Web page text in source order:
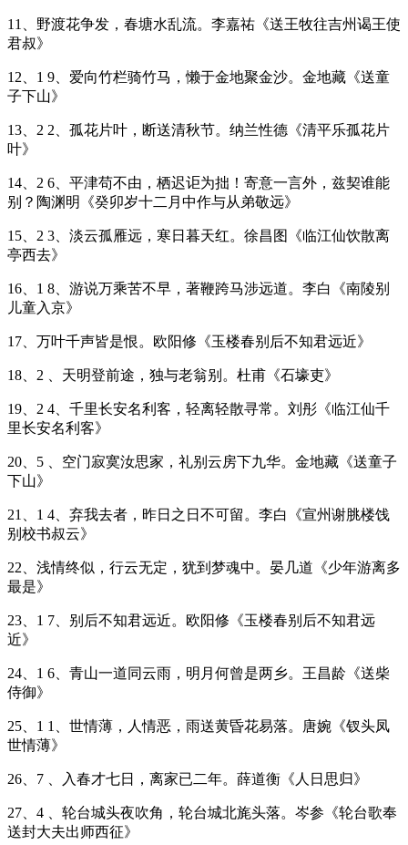
11、野渡花争发，春塘水乱流。李嘉祐《送王牧往吉州谒王使
君叔》
12、1 9、爱向竹栏骑竹马，懒于金地聚金沙。金地藏《送童
子下山》
13、2 2、孤花片叶，断送清秋节。纳兰性德《清平乐孤花片
叶》
14、2 6、平津苟不由，栖迟讵为拙！寄意一言外，兹契谁能
别？陶渊明《癸卯岁十二月中作与从弟敬远》
15、2 3、淡云孤雁远，寒日暮天红。徐昌图《临江仙饮散离
亭西去》
16、1 8、游说万乘苦不早，著鞭跨马涉远道。李白《南陵别
儿童入京》
17、万叶千声皆是恨。欧阳修《玉楼春别后不知君远近》
18、2 、天明登前途，独与老翁别。杜甫《石壕吏》
19、2 4、千里长安名利客，轻离轻散寻常。刘彤《临江仙千
里长安名利客》
20、5 、空门寂寞汝思家，礼别云房下九华。金地藏《送童子
下山》
21、1 4、弃我去者，昨日之日不可留。李白《宣州谢脁楼饯
别校书叔云》
22、浅情终似，行云无定，犹到梦魂中。晏几道《少年游离多
最是》
23、1 7、别后不知君远近。欧阳修《玉楼春别后不知君远
近》
24、1 6、青山一道同云雨，明月何曾是两乡。王昌龄《送柴
侍御》
25、1 1、世情薄，人情恶，雨送黄昏花易落。唐婉《钗头凤
世情薄》
26、7 、入春才七日，离家已二年。薛道衡《人日思归》
27、4 、轮台城头夜吹角，轮台城北旄头落。岑参《轮台歌奉
送封大夫出师西征》